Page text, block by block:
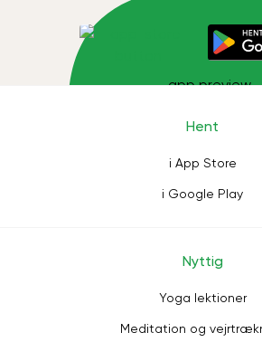
Hent
i App Store
i Google Play
Nyttig
Yoga lektioner
Meditation og